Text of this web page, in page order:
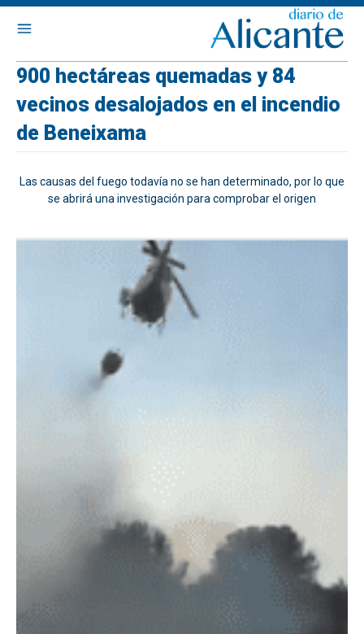
900 hectáreas quemadas y 84
vecinos desalojados en el incendio
de Beneixama
Las causas del fuego todavía no se han determinado, por lo que
se abrirá una investigación para comprobar el origen